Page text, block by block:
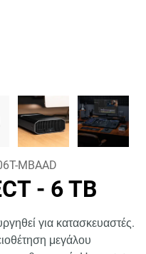
MBAAD
- 6 TB
για κατασκευαστές.
μεγάλου